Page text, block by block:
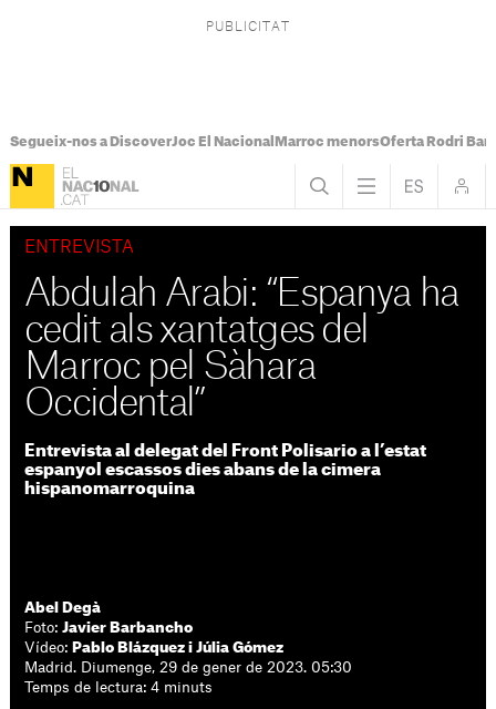
Segueix-nos a DiscoverJoc El Nacional Marroc menorsOferta Rodri
ENTREVISTA
Abdulah Arabi: “Espanya ha
cedit als xantatges del
Marroc pel Sàhara
Occidental”
Entrevista al delegat del Front Polisario a l’estat
espanyol escassos dies abans de la cimera
hispanomarroquina
Abel Degà
Foto:Javier Barbancho
Vídeo: Pablo Blázquez i Júlia Gómez
Madrid. Diumenge, 29 de gener de 2023. 05:30
Temps de lectura: 4 minuts